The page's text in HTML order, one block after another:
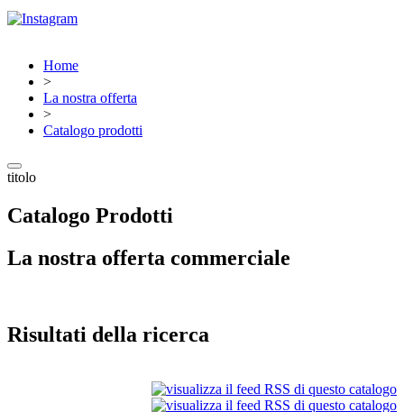
Home
>
La nostra offerta
>
Catalogo prodotti
titolo
Catalogo Prodotti
La nostra offerta commerciale
Risultati della ricerca